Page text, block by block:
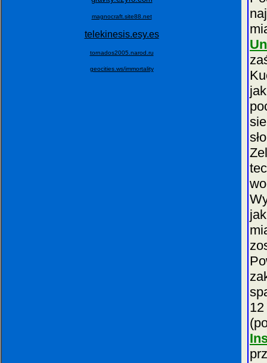
magnocraft.site88.net
telekinesis.esy.es
tornados2005.narod.ru
geocities.ws/immortality